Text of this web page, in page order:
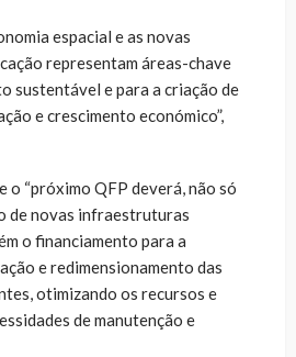
espacial e as novas
representam áreas-chave
sustentável e para a criação de
e crescimento económico”,
o “próximo QFP deverá, não só
de novas infraestruturas
o financiamento para a
e redimensionamento das
otimizando os recursos e
de manutenção e